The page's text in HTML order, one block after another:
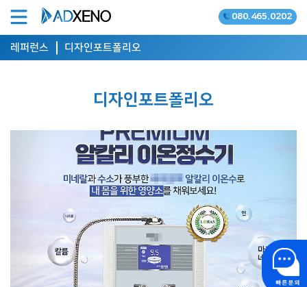
온라인광고 공식대행사 080.465.0202
레퍼런스 디자인포트폴리오
디자인포트폴리오